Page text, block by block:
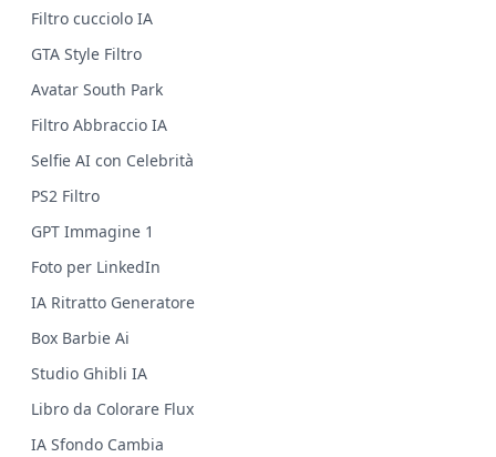
Filtro cucciolo IA
GTA Style Filtro
Avatar South Park
Filtro Abbraccio IA
Selfie AI con Celebrità
PS2 Filtro
GPT Immagine 1
Foto per LinkedIn
IA Ritratto Generatore
Box Barbie Ai
Studio Ghibli IA
Libro da Colorare Flux
IA Sfondo Cambia